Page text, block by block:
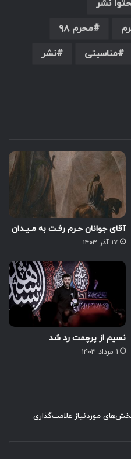
نشر
محرم ۹۸
مناسبتی
نشر
آقای جوانان حـرم رفـت به مـیـدان
۱۷ آذر ۱۴۰۳
نسیم از پرچمت رد شد
۱ مرداد ۱۴۰۳
موردنیاز علامت‌گذاری